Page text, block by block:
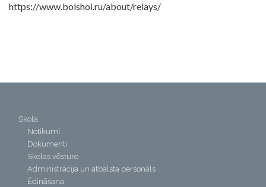
https://www.bolshoi.ru/about/relays/
Skola
Notikumi
Dokumenti
Skolas vēsture
Administrācija un atbalsta personāls
Ēdināšana